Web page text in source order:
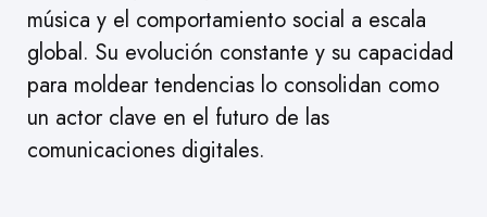
música y el comportamiento social a escala
global. Su evolución constante y su capacidad
para moldear tendencias lo consolidan como
un actor clave en el futuro de las
comunicaciones digitales.